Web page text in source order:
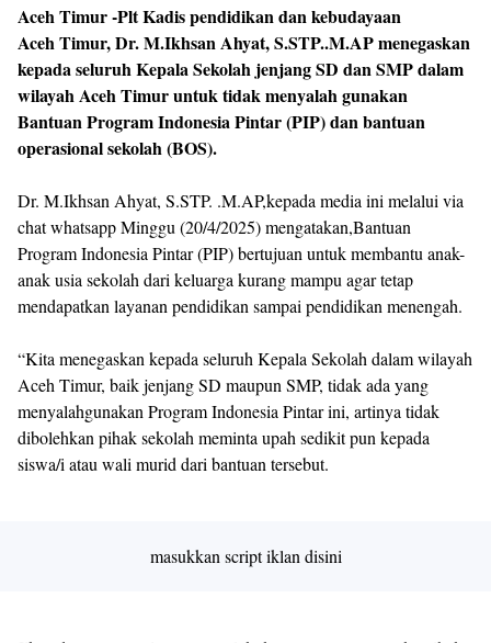
Aceh Timur -Plt Kadis pendidikan dan kebudayaan
Aceh Timur, Dr. M.Ikhsan Ahyat, S.STP..M.AP menegaskan
kepada seluruh Kepala Sekolah jenjang SD dan SMP dalam
wilayah Aceh Timur untuk tidak menyalah gunakan
Bantuan Program Indonesia Pintar (PIP) dan bantuan
operasional sekolah (BOS).
Dr. M.Ikhsan Ahyat, S.STP. .M.AP,kepada media ini melalui via
chat whatsapp Minggu (20/4/2025) mengatakan,Bantuan
Program Indonesia Pintar (PIP) bertujuan untuk membantu anak-
anak usia sekolah dari keluarga kurang mampu agar tetap
mendapatkan layanan pendidikan sampai pendidikan menengah.
“Kita menegaskan kepada seluruh Kepala Sekolah dalam wilayah
Aceh Timur, baik jenjang SD maupun SMP, tidak ada yang
menyalahgunakan Program Indonesia Pintar ini, artinya tidak
dibolehkan pihak sekolah meminta upah sedikit pun kepada
siswa/i atau wali murid dari bantuan tersebut.
masukkan script iklan disini